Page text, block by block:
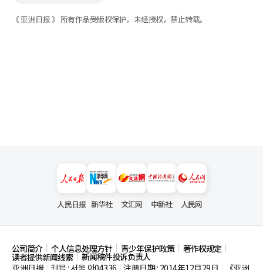
《 亚洲日报 》 所有作品受版权保护，未经授权，禁止转载。
人民日报 新华社 文汇网 中新社 人民网
公司简介 个人信息处理方针 青少年保护政策 著作权规定
读者提供新闻线索
新闻稿件投诉负责人
亚洲日报
刊号 : 서울,아04336 注册日期 : 2014年12月29日 《亚洲